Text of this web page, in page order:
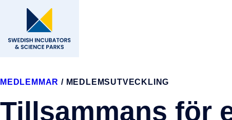
MEDLEMMAR / MEDLEMSUTVECKLING
Tillsammans för